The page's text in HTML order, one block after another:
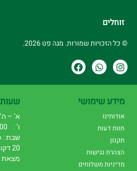
זוחלים
© כל הזכויות שמורות. מגה פט 2026.
מידע שימושי
אודותינו
חוות דעות
תקנון
הצהרת נגישות
מדיניות משלוחים
א' – ה' : 8:00 –
ו' : 8:00 – 15:00
שבת :
20 דקות
מצאת